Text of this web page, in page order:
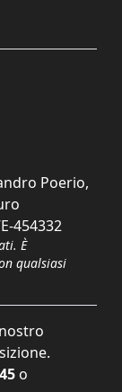
Poerio,
454332
È
qualsiasi
o